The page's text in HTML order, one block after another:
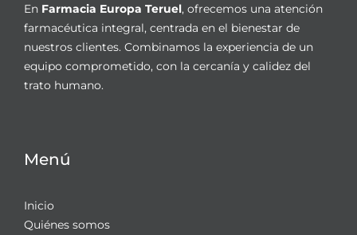
En Farmacia Europa Teruel, ofrecemos una atención
farmacéutica integral, centrada en el bienestar de
nuestros clientes. Combinamos la experiencia de un
equipo comprometido, con la cercanía y calidez del
trato humano.
Menú
Inicio
Quiénes somos